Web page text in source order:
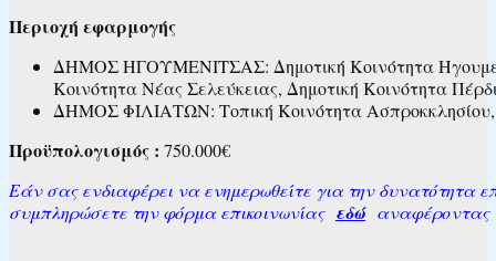
Περιοχή εφαρμογής
ΔΗΜΟΣ ΗΓΟΥΜΕΝΙΤΣΑΣ: Δημοτική Κοινότητα
Κοινότητα Νέας Σελεύκειας, Δημοτική Κοινότητα
ΔΗΜΟΣ ΦΙΛΙΑΤΩΝ: Τοπική Κοινότητα Ασπροκκλησίου,
Προϋπολογισμός : 750.000€
Εάν σας ενδιαφέρει να ενημερωθείτε για την δυνατότητα
συμπληρώσετε την φόρμα επικοινωνίας εδώ αναφέροντας